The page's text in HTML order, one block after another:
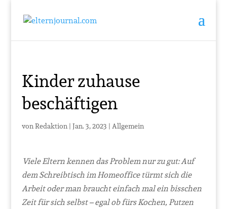
Kinder zuhause
beschäftigen
vonRedaktion|Jan. 3, 2023 |Allgemein
Viele Eltern kennen das Problem nur zu gut: Auf
dem Schreibtisch im Homeoffice türmt sich die
Arbeit oder man braucht einfach mal ein bisschen
Zeit für sich selbst – egal ob fürs Kochen, Putzen